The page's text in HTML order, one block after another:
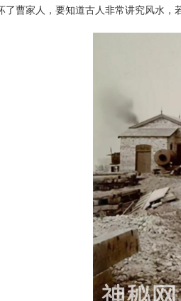
了曹家人，要知道古人非常讲究风水